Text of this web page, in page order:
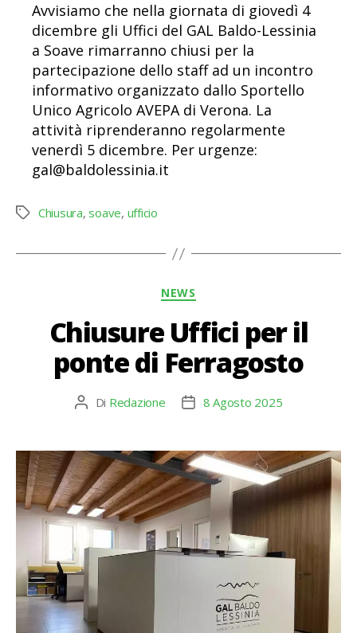
Avvisiamo che nella giornata di giovedì 4
dicembre gli Uffici del GAL Baldo-Lessinia
a Soave rimarranno chiusi per la
partecipazione dello staff ad un incontro
informativo organizzato dallo Sportello
Unico Agricolo AVEPA di Verona. La
attività riprenderanno regolarmente
venerdì 5 dicembre. Per urgenze:
gal@baldolessinia.it
Tag Chiusura,soave, ufficio
Categorie
NEWS
Chiusure Uffici per il
ponte di Ferragosto
Autore
Di Redazione
Data8 Agosto 2025